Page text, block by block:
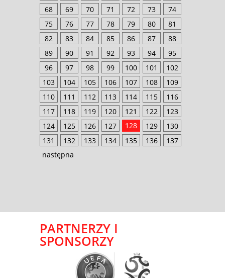
68
69 70 71 72 73
74
75
76 77 78 79 80
81
82
83 84 85 86 87
88
89
90 91 92 93 94
95
96
97 98 99 100 101
102
103
104 105 106 107 108
109
110
111 112 113 114 115
116
117
118 119 120 121 122
123
124
125 126 127 128 129
130
131
132 133 134 135 136
137
następna
PARTNERZY I
SPONSORZY